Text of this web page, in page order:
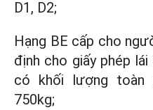
D1, D2;
Hạng BE cấp cho
định cho giấy phép
có khối lượng
750kg;